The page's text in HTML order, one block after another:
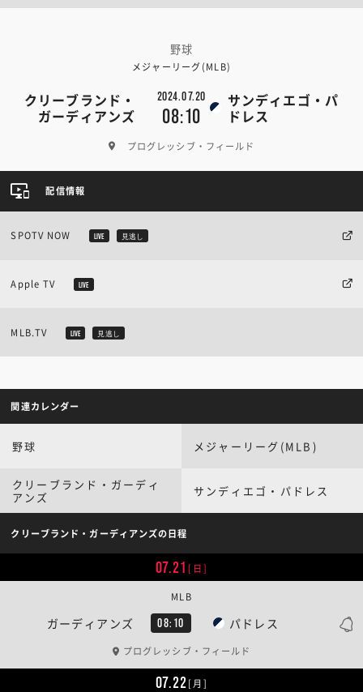
野球
メジャーリーグ(MLB)
クリーブランド・
ガーディアンズ
2024.07.20
08:10
サンディエゴ・パ
ドレス
プログレッシブ・フィールド
配信情報
SPOTV NOW LIVE 見逃し
Apple TV LIVE
MLB.TV LIVE 見逃し
関連カレンダー
野球 メジャーリーグ(MLB)
クリーブランド・ガーディ
アンズ
サンディエゴ・パドレス
クリーブランド・ガーディアンズの日程
07.21 [日]
ガーディアンズ 08:10 パドレス
MLB
プログレッシブ・フィールド
07.22[月]